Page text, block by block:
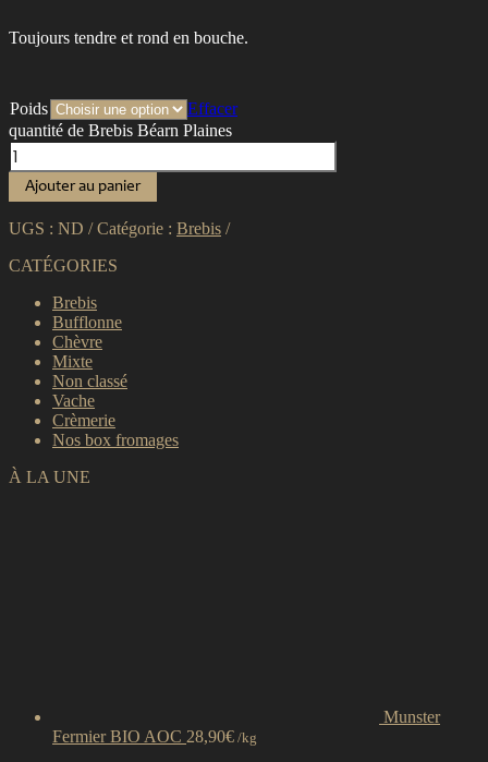
Toujours tendre et rond en bouche.
Poids
Effacer
quantité de Brebis Béarn Plaines
Ajouter au panier
UGS : ND Catégorie : Brebis
CATÉGORIES
Brebis
Bufflonne
Chèvre
Mixte
Non classé
Vache
Crèmerie
Nos box fromages
À LA UNE
Munster
Fermier BIO AOC 28,90€ /kg